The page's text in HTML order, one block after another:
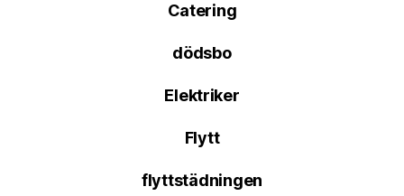
Catering
dödsbo
Elektriker
Flytt
flyttstädningen